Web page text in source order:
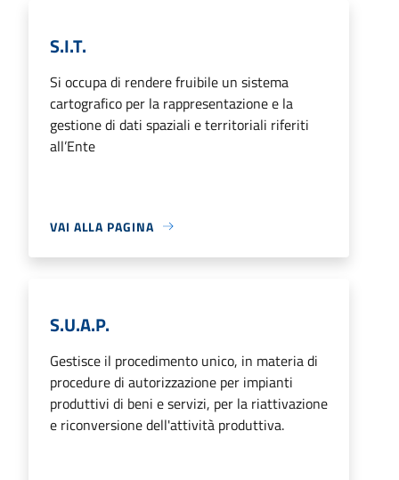
S.I.T.
Si occupa di rendere fruibile un sistema
cartografico per la rappresentazione e la
gestione di dati spaziali e territoriali riferiti
all’Ente
VAI ALLA PAGINA
S.U.A.P.
Gestisce il procedimento unico, in materia di
procedure di autorizzazione per impianti
produttivi di beni e servizi, per la riattivazione
e riconversione dell'attività produttiva.